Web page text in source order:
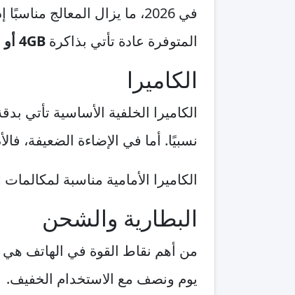
في 2026، ما يزال المعالج
المتوفرة عادة تأتي بذاكرة 4GB أو 8GB RAM
الكاميرا
الكاميرا الخلفية الأساسية تأتي
نسبيًا. أما في الإضاءة الضعيفة،
الكاميرا الأمامية مناسبة
البطارية والشحن
من أهم نقاط القوة في الهاتف هي
يوم ونصف مع الاستخدام الخفيف.